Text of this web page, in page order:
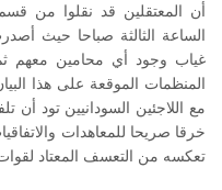
أن المعتقلين قد نقلوا من
غياب وجود أي محامين معهم
المنظمات الموقعة على هذا
مع اللاجئين السودانيين تود أن
خرقا صريحا للمعاهدات
تعكسه من التعسف المعتاد